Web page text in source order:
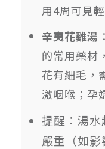
用4周可見輕
辛夷花雞湯
的常用藥材
花有細毛，
激咽喉；孕
提醒：湯
嚴重（如